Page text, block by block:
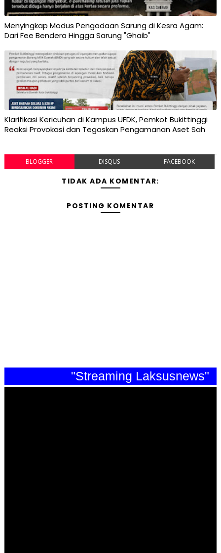
Menyingkap Modus Pengadaan Sarung di Kesra Agam:
Dari Fee Bendera Hingga Sarung "Ghaib"
Klarifikasi Kericuhan di Kampus UFDK, Pemkot Bukittinggi
Reaksi Provokasi dan Tegaskan Pengamanan Aset Sah
BLOGGER DISQUS FACEBOOK
TIDAK ADA KOMENTAR:
POSTING KOMENTAR
"Streaming Laksusnews"